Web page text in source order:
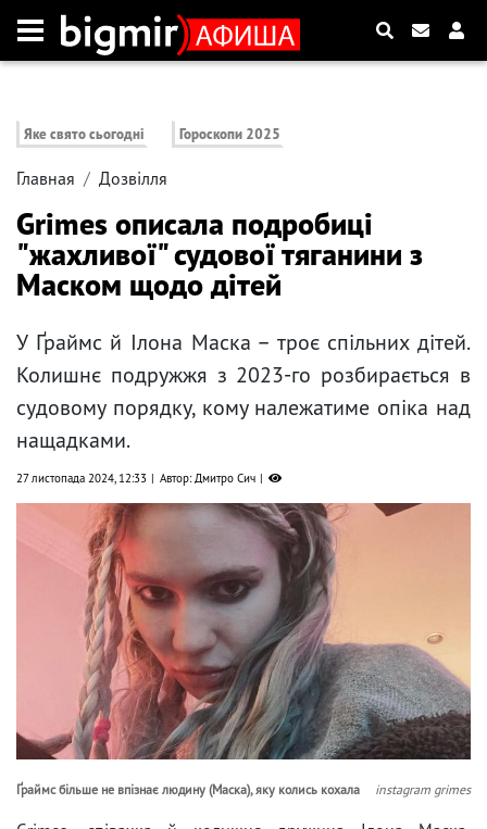
Яке свято сьогодні Гороскопи 2025
Главная Дозвілля
Grimes описала подробиці
"жахливої" судової тяганини з
Маском щодо дітей
У Ґраймс й Ілона Маска – троє спільних дітей.
Колишнє подружжя з 2023-го розбирається в
судовому порядку, кому належатиме опіка над
нащадками.
27 листопада 2024, 12:33 Автор: Дмитро Сич
Ґраймс більше не впізнає людину (Маска), яку колись кохала instagram grimes